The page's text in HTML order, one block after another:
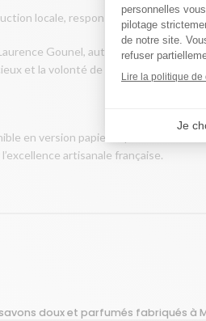
locale, responsable et
Gounel, auteure de l’article,
et la volonté de faire rayonner le
en version papier auprès du
artisanale française.
doux et parfumés fabriqués à